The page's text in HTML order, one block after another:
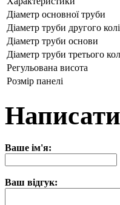
Діаметр основної труби
Діаметр труби другого
Діаметр труби основи
Діаметр труби третього
Регульована висота
Розмір панелі
Ваше ім'я:
Ваш відгук: